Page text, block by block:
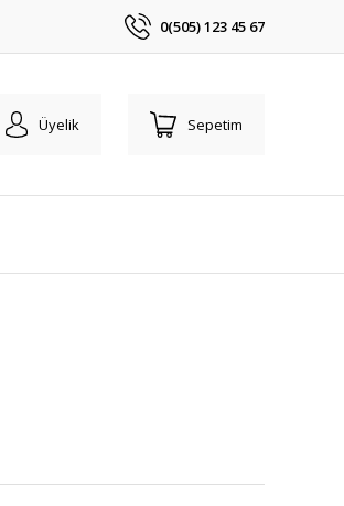
0(505) 123 45 67
Üyelik Sepetim